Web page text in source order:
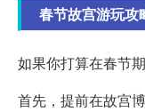
春节故宫游玩攻
如果你打算在春节
首先，提前在故宫